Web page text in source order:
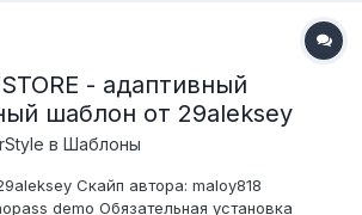
- адаптивный
шаблон от 29aleksey
в Шаблоны
Скайп автора: maloy818
demo Обязательная установка